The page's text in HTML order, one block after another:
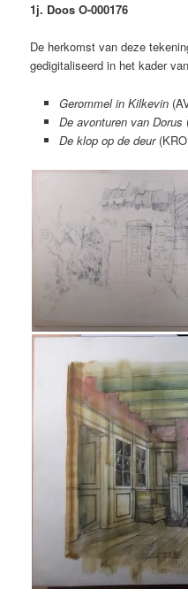
1j. Doos O-000176
De herkomst van deze
gedigitaliseerd in het kader
Gerommel in Kilkevin
De avonturen van Dorus
De klop op de deur